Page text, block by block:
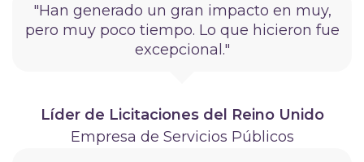
"Han generado un gran impacto en muy,
pero muy poco tiempo. Lo que hicieron fue
excepcional."
Líder de Licitaciones del Reino Unido
Empresa de Servicios Públicos